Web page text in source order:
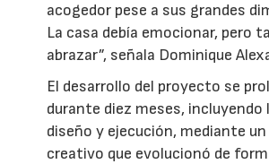
acogedor pese a sus grandes
La casa debía emocionar, pero
abrazar”, señala Dominique
El desarrollo del proyecto se
durante diez meses, incluyendo
diseño y ejecución, mediante
creativo que evolucionó de